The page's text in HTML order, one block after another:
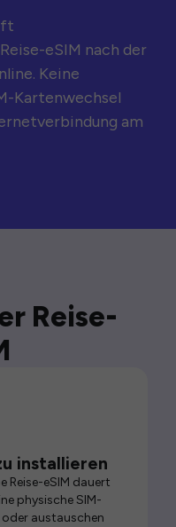
eSIM nach der
Keine
Kartenwechsel
am
Reise-
installieren
Reise-eSIM dauert
physische SIM-
oder austauschen